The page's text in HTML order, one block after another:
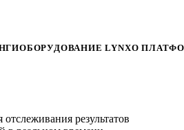
ОБОРУДОВАНИЕ LYNXО
результатов